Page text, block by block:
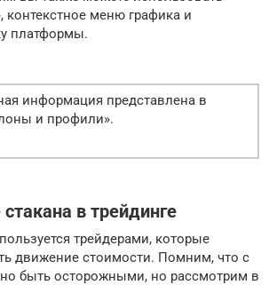
контекстное меню графика и
платформы.
информация представлена в
и профили».
в трейдинге
трейдерами, которые
движение стоимости. Помним, что с
быть осторожными, но рассмотрим в